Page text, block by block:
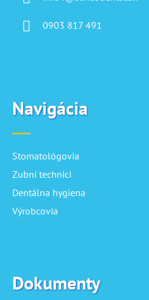
0903 817 491
Navigácia
Stomatológovia
Zubní technici
Dentálna hygiena
Výrobcovia
Dokumenty